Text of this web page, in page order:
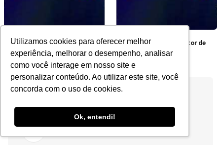
Utilizamos cookies para oferecer melhor
experiência, melhorar o desempenho, analisar
como você interage em nosso site e
personalizar conteúdo. Ao utilizar este site, você
concorda com o uso de cookies.
Ok, entendi!
Por que contratar junto é
mais barato?
Os obstáculos do Setor de
Seguros no Brasil